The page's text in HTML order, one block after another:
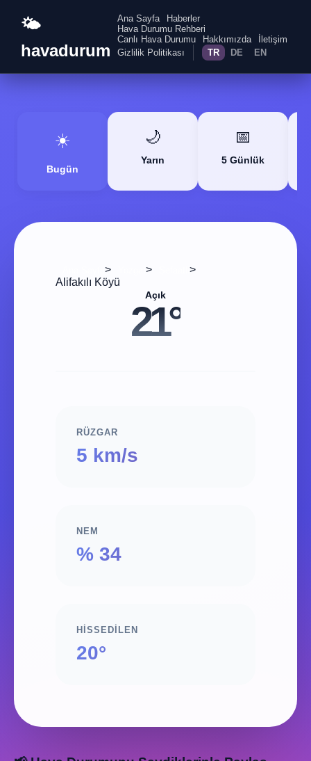
🌤️
havadurum
Ana Sayfa
Haberler
Hava Durumu Rehberi
Canlı Hava Durumu
Hakkımızda
İletişim
Gizlilik Politikası
TR DE EN
☀️
Bugün
🌙
Yarın
📅
5 Günlük
> >
>
Alifakılı Köyü
Açık
21°
RÜZGAR
5 km/s
NEM
% 34
HISSEDILEN
20°